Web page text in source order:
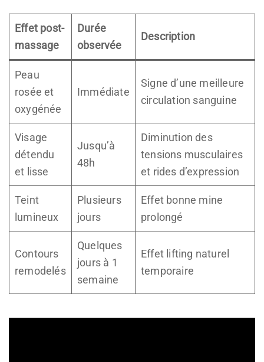
Effet post-
massage
Durée
observée
Description
Peau
rosée et
oxygénée
Immédiate
Signe d’une meilleure
circulation sanguine
Visage
détendu
et lisse
Jusqu’à
48h
Diminution des
tensions musculaires
et rides d’expression
Teint
lumineux
Plusieurs
jours
Effet bonne mine
prolongé
Contours
remodelés
Quelques
jours à 1
semaine
Effet lifting naturel
temporaire